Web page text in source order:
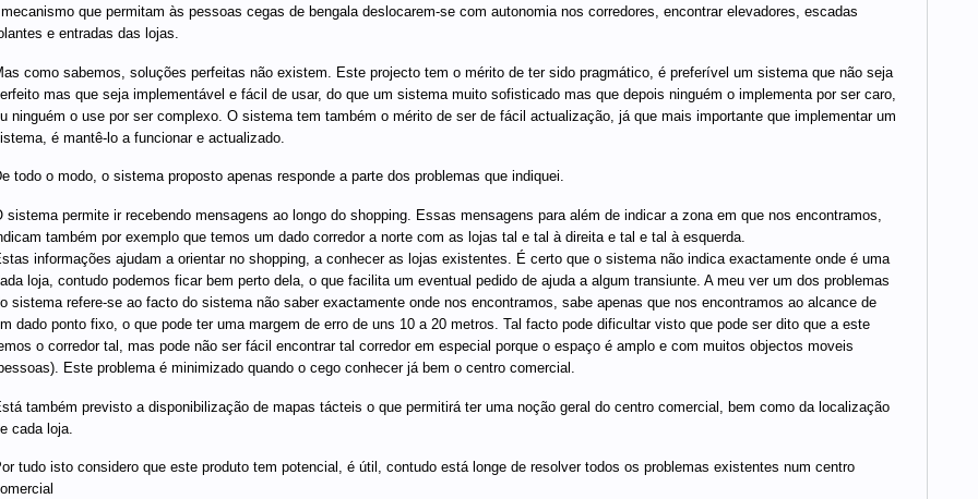
que permitam às pessoas cegas de bengala deslocarem-se com autonomia nos corredores, encontrar elevadores, escadas
e entradas das lojas.
como sabemos, soluções perfeitas não existem. Este projecto tem o mérito de ter sido pragmático, é preferível um sistema que não seja
mas que seja implementável e fácil de usar, do que um sistema muito sofisticado mas que depois ninguém o implementa por ser caro,
ninguém o use por ser complexo. O sistema tem também o mérito de ser de fácil actualização, já que mais importante que implementar um
é mantê-lo a funcionar e actualizado.
todo o modo, o sistema proposto apenas responde a parte dos problemas que indiquei.
sistema permite ir recebendo mensagens ao longo do shopping. Essas mensagens para além de indicar a zona em que nos encontramos,
também por exemplo que temos um dado corredor a norte com as lojas tal e tal à direita e tal e tal à esquerda.
informações ajudam a orientar no shopping, a conhecer as lojas existentes. É certo que o sistema não indica exactamente onde é uma
loja, contudo podemos ficar bem perto dela, o que facilita um eventual pedido de ajuda a algum transiunte. A meu ver um dos problemas
sistema refere-se ao facto do sistema não saber exactamente onde nos encontramos, sabe apenas que nos encontramos ao alcance de
dado ponto fixo, o que pode ter uma margem de erro de uns 10 a 20 metros. Tal facto pode dificultar visto que pode ser dito que a este
o corredor tal, mas pode não ser fácil encontrar tal corredor em especial porque o espaço é amplo e com muitos objectos moveis
Este problema é minimizado quando o cego conhecer já bem o centro comercial.
também previsto a disponibilização de mapas tácteis o que permitirá ter uma noção geral do centro comercial, bem como da localização
cada loja.
tudo isto considero que este produto tem potencial, é útil, contudo está longe de resolver todos os problemas existentes num centro